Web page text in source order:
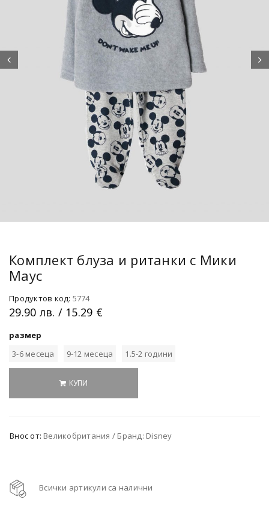
Комплект блуза и ританки с Мики
Маус
Продуктов код: 5774
29.90 лв. / 15.29 €
размер
3-6 месеца
9-12 месеца 1.5-2 години
КУПИ
Внос от: Великобритания / Бранд: Disney
Всички артикули са налични